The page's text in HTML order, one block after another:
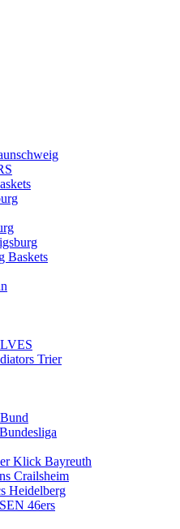
Baskets
Trier
Klick Bayreuth
Crailsheim
Heidelberg
46ers